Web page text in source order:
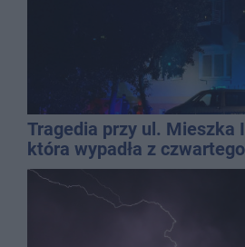
Tragedia przy ul. Mieszka
która wypadła z